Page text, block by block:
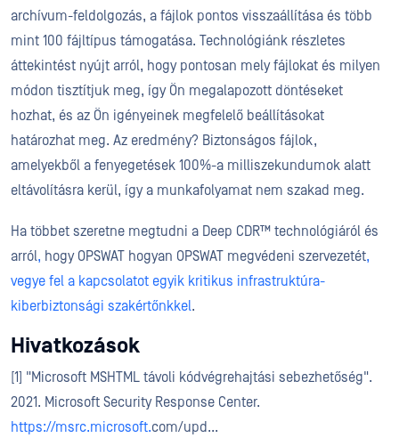
archívum-feldolgozás, a fájlok pontos visszaállítása és több
mint 100 fájltípus támogatása. Technológiánk részletes
áttekintést nyújt arról, hogy pontosan mely fájlokat és milyen
módon tisztítjuk meg, így Ön megalapozott döntéseket
hozhat, és az Ön igényeinek megfelelő beállításokat
határozhat meg. Az eredmény? Biztonságos fájlok,
amelyekből a fenyegetések 100%-a milliszekundumok alatt
eltávolításra kerül, így a munkafolyamat nem szakad meg.
Ha többet szeretne megtudni a Deep CDR™ technológiáról és
arról, hogy OPSWAT hogyan OPSWAT megvédeni szervezetét,
vegye fel a kapcsolatot egyik kritikus infrastruktúra-
kiberbiztonsági szakértőnkkel.
Hivatkozások
[1] "Microsoft MSHTML távoli kódvégrehajtási sebezhetőség".
2021. Microsoft Security Response Center.
https://msrc.microsoft.com/upd...